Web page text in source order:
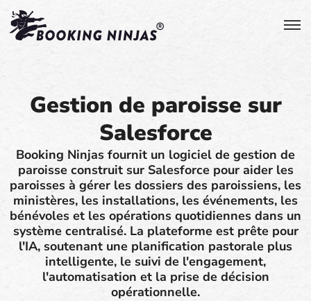
Gestion de paroisse sur
Salesforce
Booking Ninjas fournit un logiciel de gestion de
paroisse construit sur Salesforce pour aider les
paroisses à gérer les dossiers des paroissiens, les
ministères, les installations, les événements, les
bénévoles et les opérations quotidiennes dans un
système centralisé. La plateforme est prête pour
l'IA, soutenant une planification pastorale plus
intelligente, le suivi de l'engagement,
l'automatisation et la prise de décision
opérationnelle.